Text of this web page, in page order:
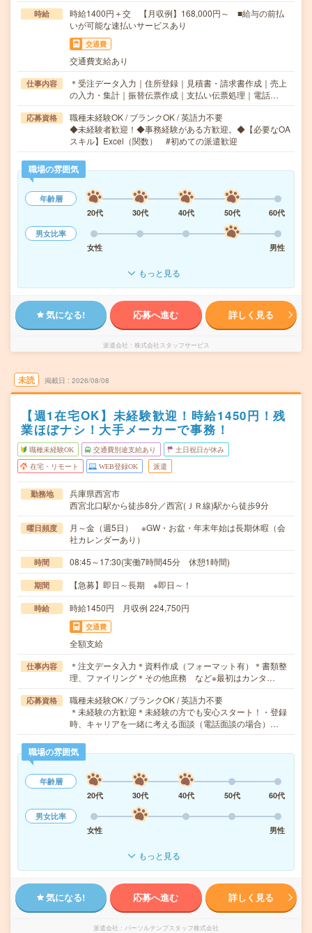
時給
時給1400円＋交 【月収例】168,000円～ ■給与の前払
いが可能な速払いサービスあり
交通費
交通費支給あり
仕事内容
＊受注データ入力｜住所登録｜見積書・請求書作成｜売上
の入力・集計｜振替伝票作成｜支払い伝票処理｜電話…
応募資格
職種未経験OK / ブランクOK / 英語力不要
◆未経験者歓迎！◆事務経験がある方歓迎。◆【必要なOA
スキル】Excel（関数） #初めての派遣歓迎
職場の雰囲気
年齢層
20代
30代 40代 50代
60代
男女比率
女性
男性
もっと見る
気になる! 応募へ進む 詳しく見る
派遣会社 株式会社スタッフサービス
未読 掲載日 2026/08/08
【週1在宅OK】未経験歓迎！時給1450円！残
業ほぼナシ！大手メーカーで事務！
職種未経験OK 交通費別途支給あり 土日祝日が休み
在宅・リモート WEB登録OK 派遣
勤務地
兵庫県西宮市
西宮北口駅から徒歩8分／西宮(ＪＲ線)駅から徒歩9分
曜日頻度
月～金（週5日） ※GW・お盆・年末年始は長期休暇（会
社カレンダーあり）
時間 08:45～17:30(実働7時間45分 休憩1時間)
期間 【急募】即日～長期 ※即日～！
時給 時給1450円 月収例 224,750円
交通費
全額支給
仕事内容
＊注文データ入力＊資料作成（フォーマット有）＊書類整
理、ファイリング＊その他庶務 など※最初はカンタ…
応募資格
職種未経験OK / ブランクOK / 英語力不要
＊未経験の方歓迎＊未経験の方でも安心スタート！・登録
時、キャリアを一緒に考える面談（電話面談の場合）…
職場の雰囲気
年齢層
20代
30代 40代 50代
60代
男女比率
女性
男性
もっと見る
気になる! 応募へ進む 詳しく見る
派遣会社 パーソルテンプスタッフ株式会社